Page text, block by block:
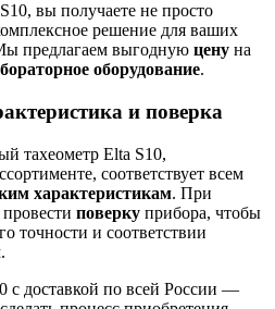
вы получаете не просто
решение для ваших
предлагаем выгодную цену на
оборудование.
и поверка
тахеометр Elta S10,
соответствует всем
характеристикам. При
поверку прибора, чтобы
точности и соответствии
с доставкой по всей России —